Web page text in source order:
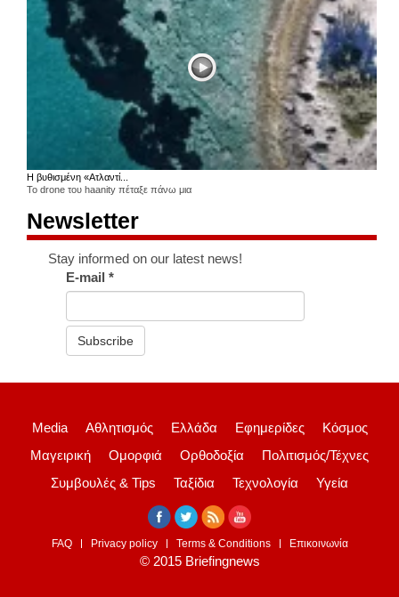
Η βυθισμένη «Ατλαντί...
Το drone του haanity πέταξε πάνω μια
Newsletter
Stay informed on our latest news!
E-mail*
Subscribe
Media Αθλητισμός Ελλάδα Εφημερίδες
Κόσμος
Μαγειρική
Ομορφιά Ορθοδοξία
Πολιτισμός/Τέχνες
Συμβουλές & Tips
Ταξίδια Τεχνολογία Υγεία
FAQ Privacy policy Terms & Conditions Επικοινωνία
© 2015 Briefingnews